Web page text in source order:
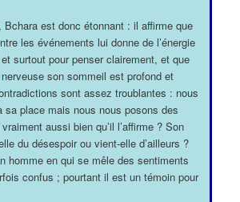
Bchara est donc étonnant : il affirme que
les événements lui donne de l’énergie
surtout pour penser clairement, et que
son sommeil est profond et
sont assez troublantes : nous
sa place mais nous nous posons des
aussi bien qu’il l’affirme ? Son
du désespoir ou vient-elle d’ailleurs ?
homme en qui se mêle des sentiments
confus ; pourtant il est un témoin pour